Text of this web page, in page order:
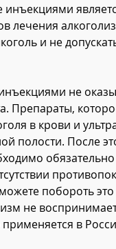
инъекциями
лечения
и не
не
Препараты,
в крови и
полости. После
побороть
не
в